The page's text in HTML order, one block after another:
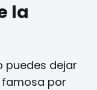
la
puedes dejar
famosa por